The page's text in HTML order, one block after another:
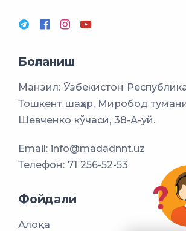
Боғланиш
Манзил: Ўзбекистон
Тошкент шаҳар, Миробод
Шевченко кўчаси, 38-А-уй.
Email: info@madadnnt.uz
Телефон: 71 256-52-53
Фойдали
Алоқа